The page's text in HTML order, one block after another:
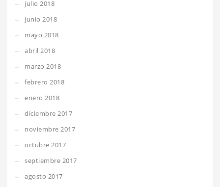
julio 2018
junio 2018
mayo 2018
abril 2018
marzo 2018
febrero 2018
enero 2018
diciembre 2017
noviembre 2017
octubre 2017
septiembre 2017
agosto 2017